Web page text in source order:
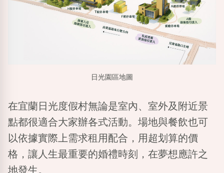
日光園區地圖
在宜蘭日光度假村無論是室內、室外及附近景
點都很適合大家辦各式活動。場地與餐飲也可
以依據實際上需求租用配合，用超划算的價
格，讓人生最重要的婚禮時刻，在夢想應許之
地發生。